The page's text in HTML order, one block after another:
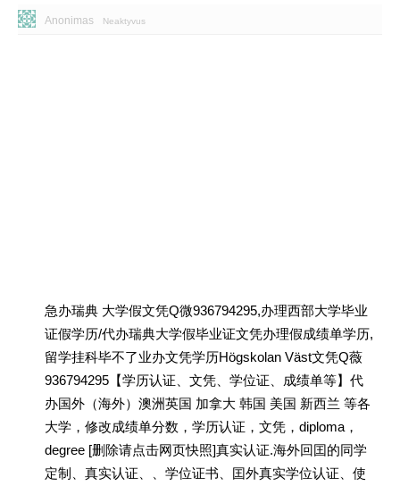
Anonimas Neaktyvus
急办瑞典 大学假文凭Q微936794295,办理西部大学毕业
证假学历/代办瑞典大学假毕业证文凭办理假成绩单学历,
留学挂科毕不了业办文凭学历Högskolan Väst文凭Q薇
936794295【学历认证、文凭、学位证、成绩单等】代
办国外（海外）澳洲英国 加拿大 韩国 美国 新西兰 等各
大学，修改成绩单分数，学历认证，文凭，diploma，
degree [删除请点击网页快照]真实认证.海外回囯的同学
定制、真实认证、、学位证书、囯外真实学位认证、使